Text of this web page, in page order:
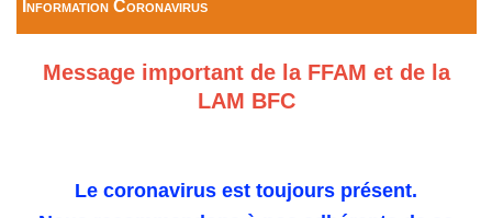
Information Coronavirus
Message important de la FFAM et de la
LAM BFC
Le coronavirus est toujours présent.